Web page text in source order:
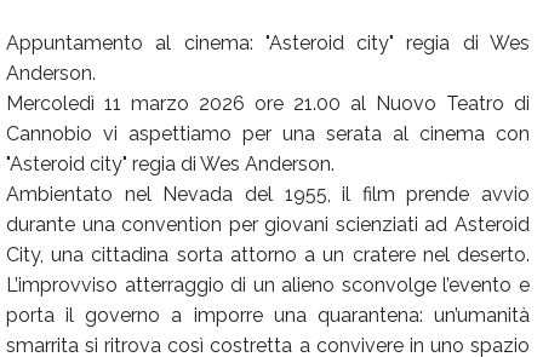
Appuntamento al cinema: "Asteroid city" regia di Wes
Anderson.
Mercoledì 11 marzo 2026 ore 21.00 al Nuovo Teatro di
Cannobio vi aspettiamo per una serata al cinema con
"Asteroid city" regia di Wes Anderson.
Ambientato nel Nevada del 1955, il film prende avvio
durante una convention per giovani scienziati ad Asteroid
City, una cittadina sorta attorno a un cratere nel deserto.
L’improvviso atterraggio di un alieno sconvolge l’evento e
porta il governo a imporre una quarantena: un’umanità
smarrita si ritrova così costretta a convivere in uno spazio